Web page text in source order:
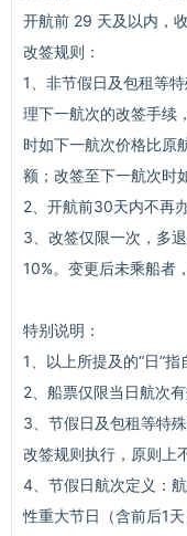
开航前 29 天及以内，
改签规则：
1、非节假日及包租等
理下一航次的改签手续
时如下一航次价格比原
额；改签至下一航次时
2、开航前30天内不再
3、改签仅限一次，多
10%。变更后未乘船者
特别说明：
1、以上所提及的“日”
2、船票仅限当日航次
3、节假日及包租等特
改签规则执行，原则上
4、节假日航次定义：
性重大节日（含前后1